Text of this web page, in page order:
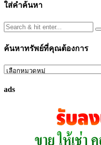
ใส่คำค้นหา
ค้นหาทรัพย์ที่คุณต้องการ
ค้นหา
ที่
ads